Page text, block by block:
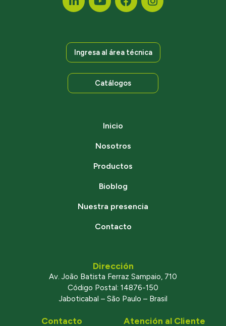
Ingresa al área técnica
Catálogos
Inicio
Nosotros
Productos
Bioblog
Nuestra presencia
Contacto
Dirección
Av. João Batista Ferraz Sampaio, 710
Código Postal: 14876-150
Jaboticabal – São Paulo – Brasil
Contacto Atención al Cliente